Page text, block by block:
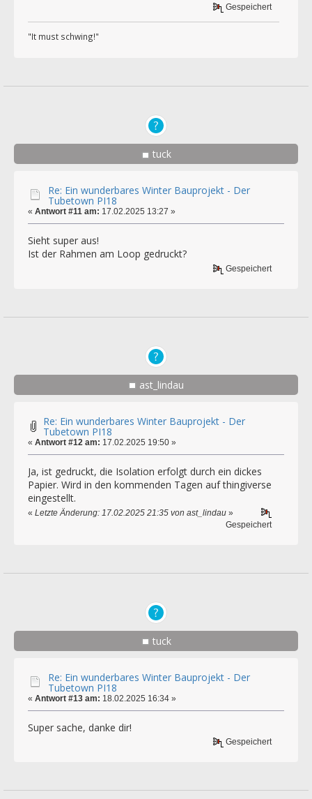
Gespeichert
"It must schwing!"
tuck
Re: Ein wunderbares Winter Bauprojekt - Der
Tubetown PI18
« Antwort #11 am: 17.02.2025 13:27 »
Sieht super aus!
Ist der Rahmen am Loop gedruckt?
Gespeichert
ast_lindau
Re: Ein wunderbares Winter Bauprojekt - Der
Tubetown PI18
« Antwort #12 am: 17.02.2025 19:50 »
Ja, ist gedruckt, die Isolation erfolgt durch ein dickes
Papier. Wird in den kommenden Tagen auf thingiverse
eingestellt.
« Letzte Änderung: 17.02.2025 21:35 von ast_lindau »
Gespeichert
tuck
Re: Ein wunderbares Winter Bauprojekt - Der
Tubetown PI18
« Antwort #13 am: 18.02.2025 16:34 »
Super sache, danke dir!
Gespeichert